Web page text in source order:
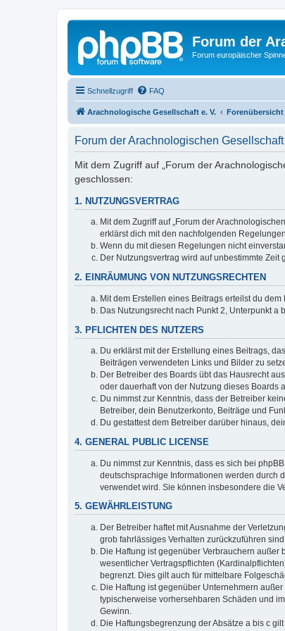
Forum der
Forum europäischer
Schnellzugriff FAQ
Arachnologische Gesellschaft e. V. Forenübersicht
Forum der Arachnologischen
Mit dem Zugriff auf „Forum der
geschlossen:
1. NUTZUNGSVERTRAG
Mit dem Zugriff auf „Forum der
erklärst dich mit den nachfolgenden
Wenn du mit diesen Regelungen nicht
Der Nutzungsvertrag wird auf unbestimmte
2. EINRÄUMUNG VON NUTZUNGSRECHTEN
Mit dem Erstellen eines Beitrags erteilst du
Das Nutzungsrecht nach Punkt 2, Unterpunkt
3. PFLICHTEN DES NUTZERS
Du erklärst mit der Erstellung eines Beitrags,
Beiträgen verwendeten Links und Bilder zu
Der Betreiber des Boards übt das Hausrecht
oder dauerhaft von der Nutzung dieses Boards
Du nimmst zur Kenntnis, dass der Betreiber
Betreiber, dein Benutzerkonto, Beiträge und
Du gestattest dem Betreiber darüber hinaus,
4. GENERAL PUBLIC LICENSE
Du nimmst zur Kenntnis, dass es sich bei phpBB
deutschsprachige Informationen werden durch
verwendet wird. Sie können insbesondere die
5. GEWÄHRLEISTUNG
Der Betreiber haftet mit Ausnahme der
grob fahrlässiges Verhalten zurückzuführen
Die Haftung ist gegenüber Verbrauchern
wesentlicher Vertragspflichten
begrenzt. Dies gilt auch für mittelbare
Die Haftung ist gegenüber Unternehmern
typischerweise vorhersehbaren Schäden und
Gewinn.
Die Haftungsbegrenzung der Absätze a bis c